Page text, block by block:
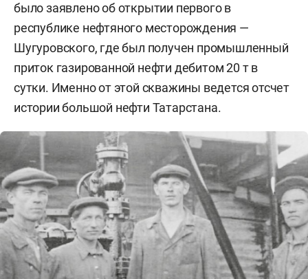
было заявлено об открытии первого в
республике нефтяного месторождения —
Шугуровского, где был получен промышленный
приток газированной нефти дебитом 20 т в
сутки. Именно от этой скважины ведется отсчет
истории большой нефти Татарстана.